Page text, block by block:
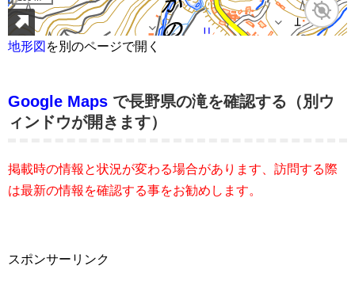
地形図 を別のページで開く
Google Maps で長野県の滝を確認する（別ウ
ィンドウが開きます）
掲載時の情報と状況が変わる場合があります、訪問する際
は最新の情報を確認する事をお勧めします。
スポンサーリンク